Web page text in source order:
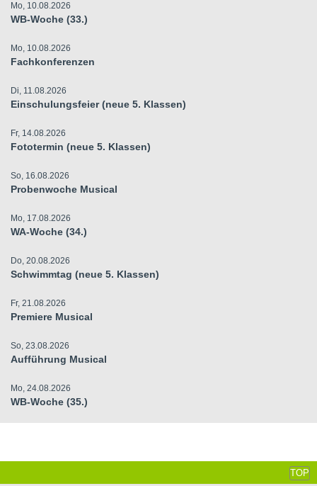
Mo, 10.08.2026
WB-Woche (33.)
Mo, 10.08.2026
Fachkonferenzen
Di, 11.08.2026
Einschulungsfeier (neue 5. Klassen)
Fr, 14.08.2026
Fototermin (neue 5. Klassen)
So, 16.08.2026
Probenwoche Musical
Mo, 17.08.2026
WA-Woche (34.)
Do, 20.08.2026
Schwimmtag (neue 5. Klassen)
Fr, 21.08.2026
Premiere Musical
So, 23.08.2026
Aufführung Musical
Mo, 24.08.2026
WB-Woche (35.)
TOP